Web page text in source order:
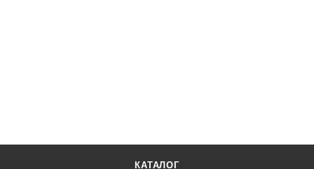
КАТАЛОГ